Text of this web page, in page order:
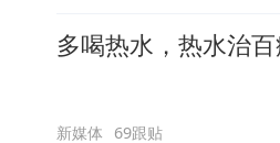
多喝热水，热水治百
新媒体 69跟贴